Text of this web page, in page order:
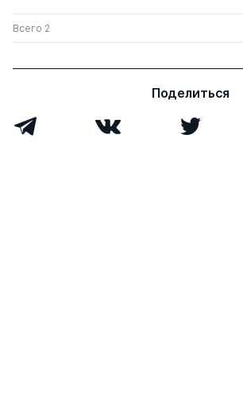
Всего 2
Поделиться